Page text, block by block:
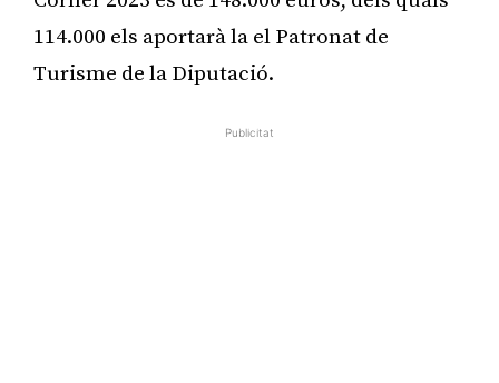
114.000 els aportarà la el Patronat de
Turisme de la Diputació.
Publicitat